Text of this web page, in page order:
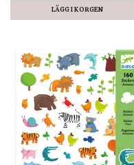
LÄGG I KORGEN